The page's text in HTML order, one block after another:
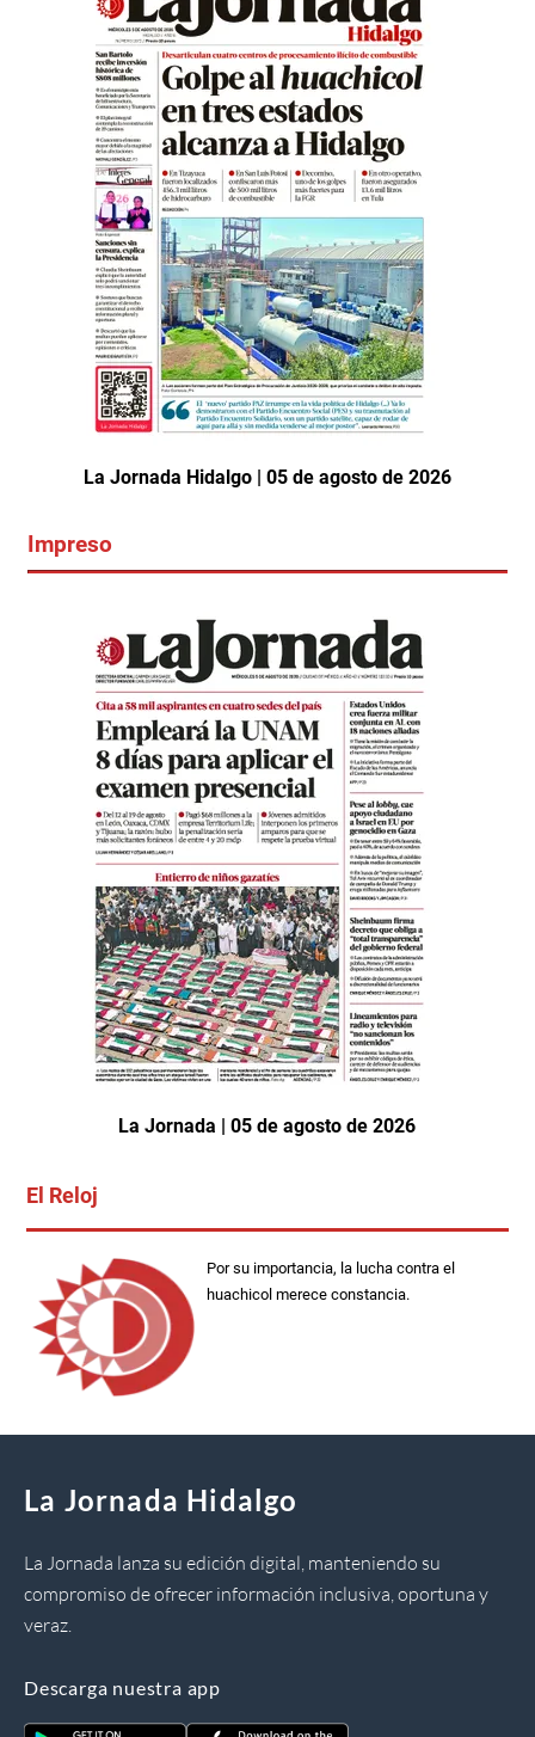
La Jornada Hidalgo | 05 de agosto de 2026
Impreso
La Jornada | 05 de agosto de 2026
El Reloj
Por su importancia, la lucha contra el
huachicol merece constancia.
La Jornada Hidalgo
La Jornada lanza su edición digital, manteniendo su
compromiso de ofrecer información inclusiva, oportuna y
veraz.
Descarga nuestra app